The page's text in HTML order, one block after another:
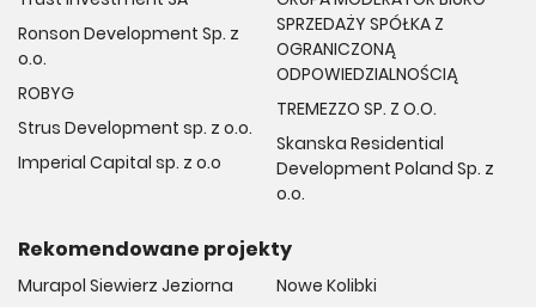
Ronson Development Sp. z
o.o.
ROBYG
Strus Development sp. z o.o.
Imperial Capital sp. z o.o
SPRZEDAŻY SPÓŁKA Z
OGRANICZONĄ
ODPOWIEDZIALNOŚCIĄ
TREMEZZO SP. Z O.O.
Skanska Residential
Development Poland Sp. z
o.o.
Rekomendowane projekty
Murapol Siewierz Jeziorna
Nowe Kolibki